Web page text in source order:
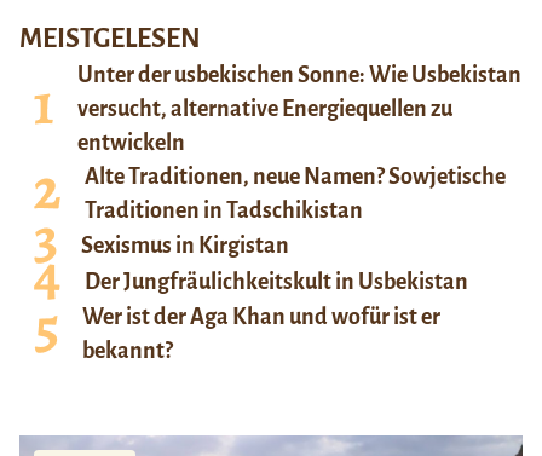
MEISTGELESEN
Unter der usbekischen Sonne: Wie Usbekistan
versucht, alternative Energiequellen zu
entwickeln
Alte Traditionen, neue Namen? Sowjetische
Traditionen in Tadschikistan
Sexismus in Kirgistan
Der Jungfräulichkeitskult in Usbekistan
Wer ist der Aga Khan und wofür ist er
bekannt?